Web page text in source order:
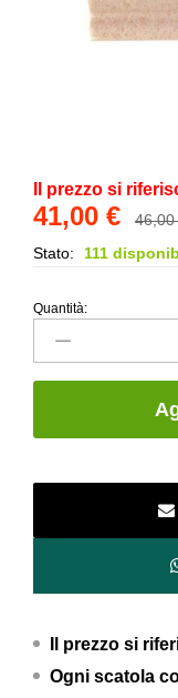
Il prezzo si
41,00 € 46,00
Stato:
111
Torello
Bombato
quantity
Quantità:
Il prezzo si
Ogni scatola